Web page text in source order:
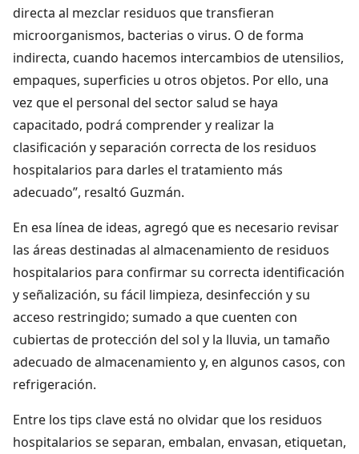
directa al mezclar residuos que transfieran
microorganismos, bacterias o virus. O de forma
indirecta, cuando hacemos intercambios de utensilios,
empaques, superficies u otros objetos. Por ello, una
vez que el personal del sector salud se haya
capacitado, podrá comprender y realizar la
clasificación y separación correcta de los residuos
hospitalarios para darles el tratamiento más
adecuado”, resaltó Guzmán.
En esa línea de ideas, agregó que es necesario revisar
las áreas destinadas al almacenamiento de residuos
hospitalarios para confirmar su correcta identificación
y señalización, su fácil limpieza, desinfección y su
acceso restringido; sumado a que cuenten con
cubiertas de protección del sol y la lluvia, un tamaño
adecuado de almacenamiento y, en algunos casos, con
refrigeración.
Entre los tips clave está no olvidar que los residuos
hospitalarios se separan, embalan, envasan, etiquetan,